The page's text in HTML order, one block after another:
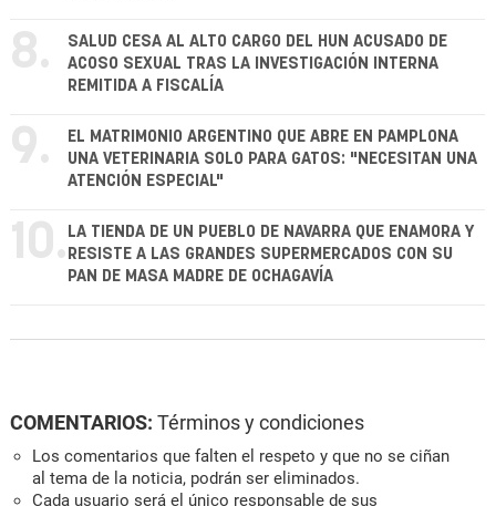
8.
SALUD CESA AL ALTO CARGO DEL HUN ACUSADO DE
ACOSO SEXUAL TRAS LA INVESTIGACIÓN INTERNA
REMITIDA A FISCALÍA
9.
EL MATRIMONIO ARGENTINO QUE ABRE EN PAMPLONA
UNA VETERINARIA SOLO PARA GATOS: "NECESITAN UNA
ATENCIÓN ESPECIAL"
10. LA TIENDA DE UN PUEBLO DE NAVARRA QUE ENAMORA Y
RESISTE A LAS GRANDES SUPERMERCADOS CON SU
PAN DE MASA MADRE DE OCHAGAVÍA
COMENTARIOS: Términos y condiciones
Los comentarios que falten el respeto y que no se ciñan
al tema de la noticia, podrán ser eliminados.
Cada usuario será el único responsable de sus